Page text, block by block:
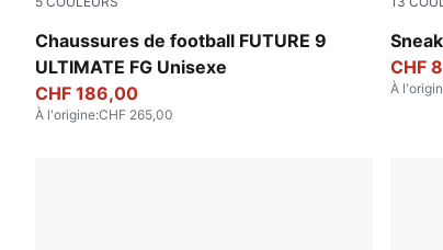
Chaussures de football FUTURE 9
ULTIMATE FG Unisexe
PUMA White-Metallic Gold-PUMA Black
CHF 186,00
À l'origine:CHF 265,00
CHF
À